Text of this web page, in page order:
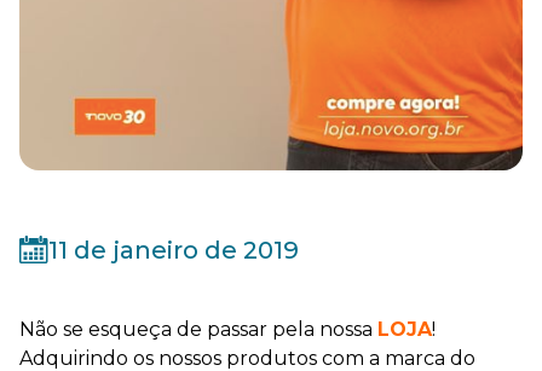
11 de janeiro de 2019
Não se esqueça de passar pela nossa LOJA!
Adquirindo os nossos produtos com a marca do